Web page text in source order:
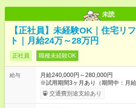
未読
【正社員】未経験OK｜住宅リ
ト｜月給24万～28万円
正社員 職種未経験OK
給与
月給240,000円～280,000円
※試用期間3ヶ月あり（期間中：月
※基本は月～金の週5日勤務（完全
り月1～2回程度、休日出勤が発生す
交通費別途支給あり